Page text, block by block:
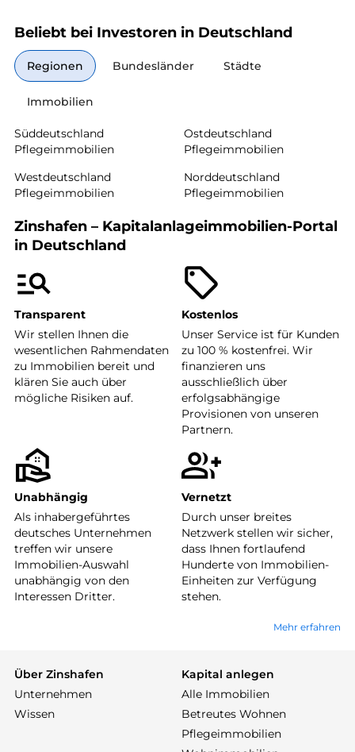
Beliebt bei Investoren in Deutschland
Regionen Bundesländer Städte
Immobilien
Süddeutschland
Pflegeimmobilien
Ostdeutschland
Pflegeimmobilien
Westdeutschland
Pflegeimmobilien
Norddeutschland
Pflegeimmobilien
Zinshafen – Kapitalanlageimmobilien-Portal
in Deutschland
Transparent
Wir stellen Ihnen die
wesentlichen Rahmendaten
zu Immobilien bereit und
klären Sie auch über
mögliche Risiken auf.
Kostenlos
Unser Service ist für Kunden
zu 100 % kostenfrei. Wir
finanzieren uns
ausschließlich über
erfolgsabhängige
Provisionen von unseren
Partnern.
Unabhängig
Als inhabergeführtes
deutsches Unternehmen
treffen wir unsere
Immobilien-Auswahl
unabhängig von den
Interessen Dritter.
Vernetzt
Durch unser breites
Netzwerk stellen wir sicher,
dass Ihnen fortlaufend
Hunderte von Immobilien-
Einheiten zur Verfügung
stehen.
Mehr erfahren
Über Zinshafen
Unternehmen
Wissen
Kapital anlegen
Alle Immobilien
Betreutes Wohnen
Pflegeimmobilien